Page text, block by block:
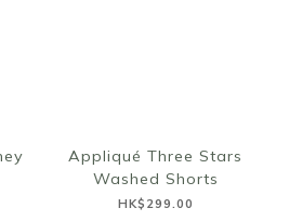
Appliqué Three Stars
Washed Shorts
HK$299.00